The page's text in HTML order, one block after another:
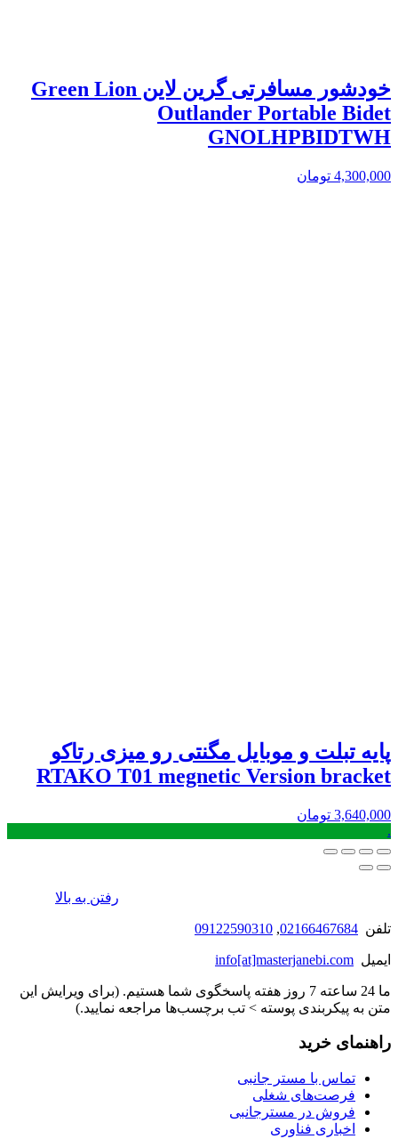
خودشور مسافرتی گرین لاین Green Lion
Outlander Portable Bidet
GNOLHPBIDTWH
4,300,000 تومان
پایه تبلت و موبایل مگنتی رو میزی رتاکو
RTAKO T01 megnetic Version bracket
3,640,000 تومان
.
رفتن به بالا
تلفن 02166467684
,
09122590310
ایمیل info[at]masterjanebi.com
ما 24 ساعته 7 روز هفته پاسخگوی شما هستیم. (برای ویرایش این
متن به پیکربندی پوسته > تب برچسب‌ها مراجعه نمایید.)
راهنمای خرید
تماس با مستر جانبی
فرصت‌های شغلی
فروش در مسترجانبی
اخباری فناوری